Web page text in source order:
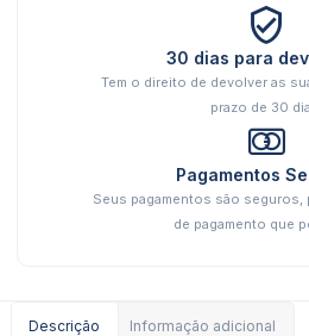
30 dias para
Tem o direito de devolver as
prazo de 30
Pagamentos
Seus pagamentos são seguros,
de pagamento que
Descrição Informação adicional